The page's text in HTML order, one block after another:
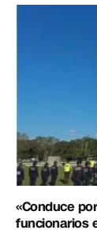
«Conduce
funcionarios